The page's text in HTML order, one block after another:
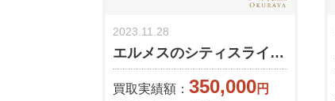
2023.11.28
エルメスのシティスライ…
買取実績額： 350,000円